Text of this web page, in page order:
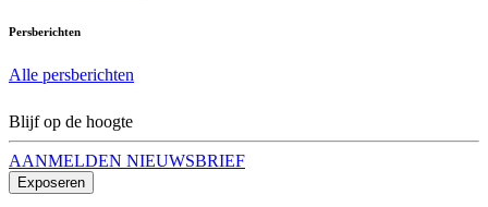
Persberichten
Alle persberichten
Blijf op de hoogte
AANMELDEN NIEUWSBRIEF
Exposeren